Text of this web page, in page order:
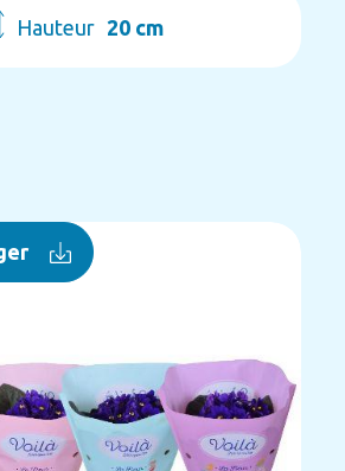
Hauteur 20 cm